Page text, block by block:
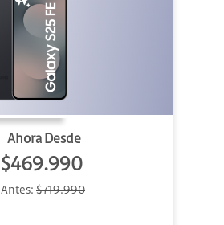
Ahora Desde
$469.990
Antes: $719.990